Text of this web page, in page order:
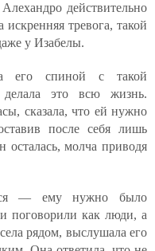
действительно
тревога, такой
у Изабелы.
его спиной с такой
делала это всю жизнь.
сказала, что ей нужно
после себя лишь
молча приводя
— ему нужно было
поговорили как люди, а
рядом, выслушала его